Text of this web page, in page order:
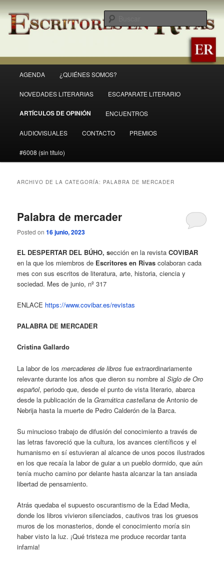
Ir
al
contenido
principal
Ir
al
contenido
secundario
Revista Escritores en Rivas
principal
AGENDA ¿QUIÉNES SOMOS?
NOVEDADES LITERARIAS ESCAPARATE LITERARIO
ARTÍCULOS DE OPINIÓN ENCUENTROS
AUDIOVISUALES CONTACTO PREMIOS
#6008 (sin título)
ARCHIVO DE LA CATEGORÍA: PALABRA DE MERCADER
Palabra de mercader
Posted on16 junio, 2023
EL DESPERTAR DEL BÚHO, sección en la revistaCOVIBAR
en la que los miembros de Escritores en Rivas colaboran cada
mes con sus escritos de literatura, arte, historia, ciencia y
sociedad. Mes de junio, nº 317
ENLACE https://www.covibar.es/revistas
PALABRA DE MERCADER
Cristina Gallardo
La labor de losmercaderes de libros fue extraordinariamente
relevante durante los años que dieron su nombre alSiglo de Oro
español, periodo que, desde el punto de vista literario, abarca
desde la publicación de laGramática castellana de Antonio de
Nebrija hasta la muerte de Pedro Calderón de la Barca.
Su minucioso trabajo de difusión del conocimiento a través de
las letras favoreció que la cultura, los avances científicos y el
humanismo en sí estuvieran al alcance de unos pocos ilustrados
en los que recaía la labor de guiar a un pueblo dormido, que aún
tenía mucho camino por delante hasta alcanzar la tan ansiada
libertad de pensamiento.
Atrás quedaba el supuesto oscurantismo de la Edad Media,
donde los libros vivieron silenciados, cautivos tras los gruesos
muros de los monasterios, donde el conocimiento moría sin
haber visto la luz. ¡Qué tristeza me produce recordar tanta
infamia!